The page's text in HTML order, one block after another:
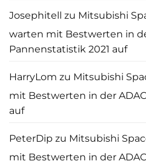
Josephitell zu Mitsubishi
warten mit Bestwerten in
Pannenstatistik 2021 auf
HarryLom zu Mitsubishi
mit Bestwerten in der
auf
PeterDip zu Mitsubishi
mit Bestwerten in der